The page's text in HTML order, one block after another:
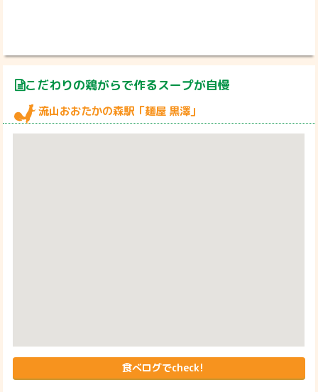
こだわりの鶏がらで作るスープが自慢
流山おおたかの森駅「麺屋 黒澤」
食べログでcheck!